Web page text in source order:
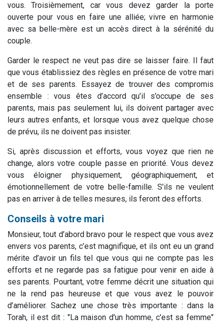
vous. Troisièmement, car vous devez garder la porte
ouverte pour vous en faire une alliée; vivre en harmonie
avec sa belle-mère est un accès direct à la sérénité du
couple.
Garder le respect ne veut pas dire se laisser faire. Il faut
que vous établissiez des règles en présence de votre mari
et de ses parents. Essayez de trouver des compromis
ensemble : vous êtes d’accord qu’il s’occupe de ses
parents, mais pas seulement lui, ils doivent partager avec
leurs autres enfants, et lorsque vous avez quelque chose
de prévu, ils ne doivent pas insister.
Si, après discussion et efforts, vous voyez que rien ne
change, alors votre couple passe en priorité. Vous devez
vous éloigner physiquement, géographiquement, et
émotionnellement de votre belle-famille. S’ils ne veulent
pas en arriver à de telles mesures, ils feront des efforts.
Conseils à votre mari
Monsieur, tout d’abord bravo pour le respect que vous avez
envers vos parents, c’est magnifique, et ils ont eu un grand
mérite d’avoir un fils tel que vous qui ne compte pas les
efforts et ne regarde pas sa fatigue pour venir en aide à
ses parents. Pourtant, votre femme décrit une situation qui
ne la rend pas heureuse et que vous avez le pouvoir
d’améliorer. Sachez une chose très importante : dans la
Torah, il est dit : "La maison d'un homme, c'est sa femme"